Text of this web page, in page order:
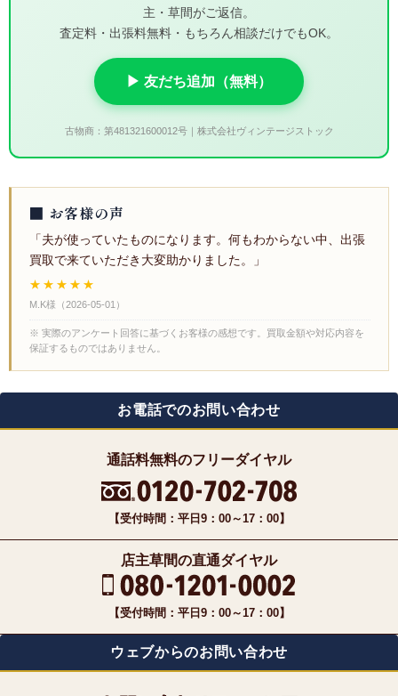
主・草間がご返信。
査定料・出張料無料・もちろん相談だけでもOK。
▶ 友だち追加（無料）
古物商：第481321600012号｜株式会社ヴィンテージストック
■ お客様の声
「夫が使っていたものになります。何もわからない中、出張
買取で来ていただき大変助かりました。」
★★★★★
M.K様 （2026-05-01 ）
※ 実際のアンケート回答に基づくお客様の感想です。買取金額や対応内容を
保証するものではありません。
お電話でのお問い合わせ
通話料無料のフリーダイヤル
【受付時間：平日9：00～17：00】
店主草間の直通ダイヤル
【受付時間：平日9：00～17：00】
ウェブからのお問い合わせ